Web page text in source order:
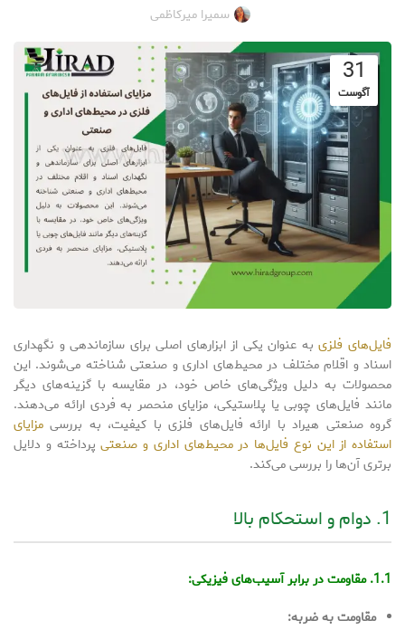
سمیرا میرکاظمی
31
آگوست
فایل‌های فلزیبه عنوان یکی از ابزارهای اصلی برای سازماندهی و نگهداری
اسناد و اقلام مختلف در محیط‌های اداری و صنعتی شناخته می‌شوند. این
محصولات به دلیل ویژگی‌های خاص خود، در مقایسه با گزینه‌های دیگر
مانند فایل‌های چوبی یا پلاستیکی، مزایای منحصر به فردی ارائه می‌دهند.
گروه صنعتی هیراد با ارائه فایل‌های فلزی با کیفیت، به بررسی مزایای
استفاده از این نوع فایل‌ها در محیط‌های اداری و صنعتیپرداخته و دلایل
برتری آن‌ها را بررسی می‌کند.
1. دوام و استحکام بالا
1.1. مقاومت در برابر آسیب‌های فیزیکی:
مقاومت به ضربه: